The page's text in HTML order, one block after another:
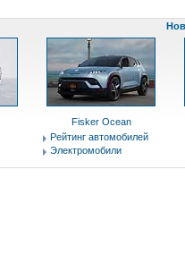
Fisker Ocean
Рейтинг автомобилей
Электромобили